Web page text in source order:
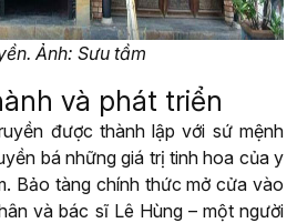
Ảnh: Sưu tầm
và phát triển
được thành lập với sứ mệnh
bá những giá trị tinh hoa của y
Bảo tàng chính thức mở cửa vào
và bác sĩ Lê Hùng – một người